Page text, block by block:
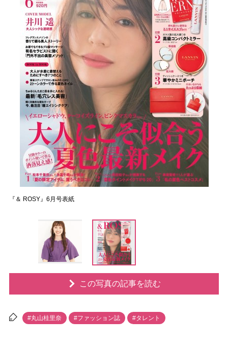
『＆ ROSY』6月号表紙
この写真の記事を読む
#丸山桂里奈 #ファッション誌 #タレント